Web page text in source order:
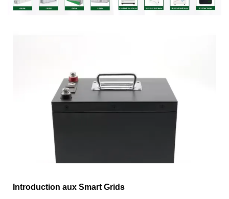
Introduction aux Smart Grids